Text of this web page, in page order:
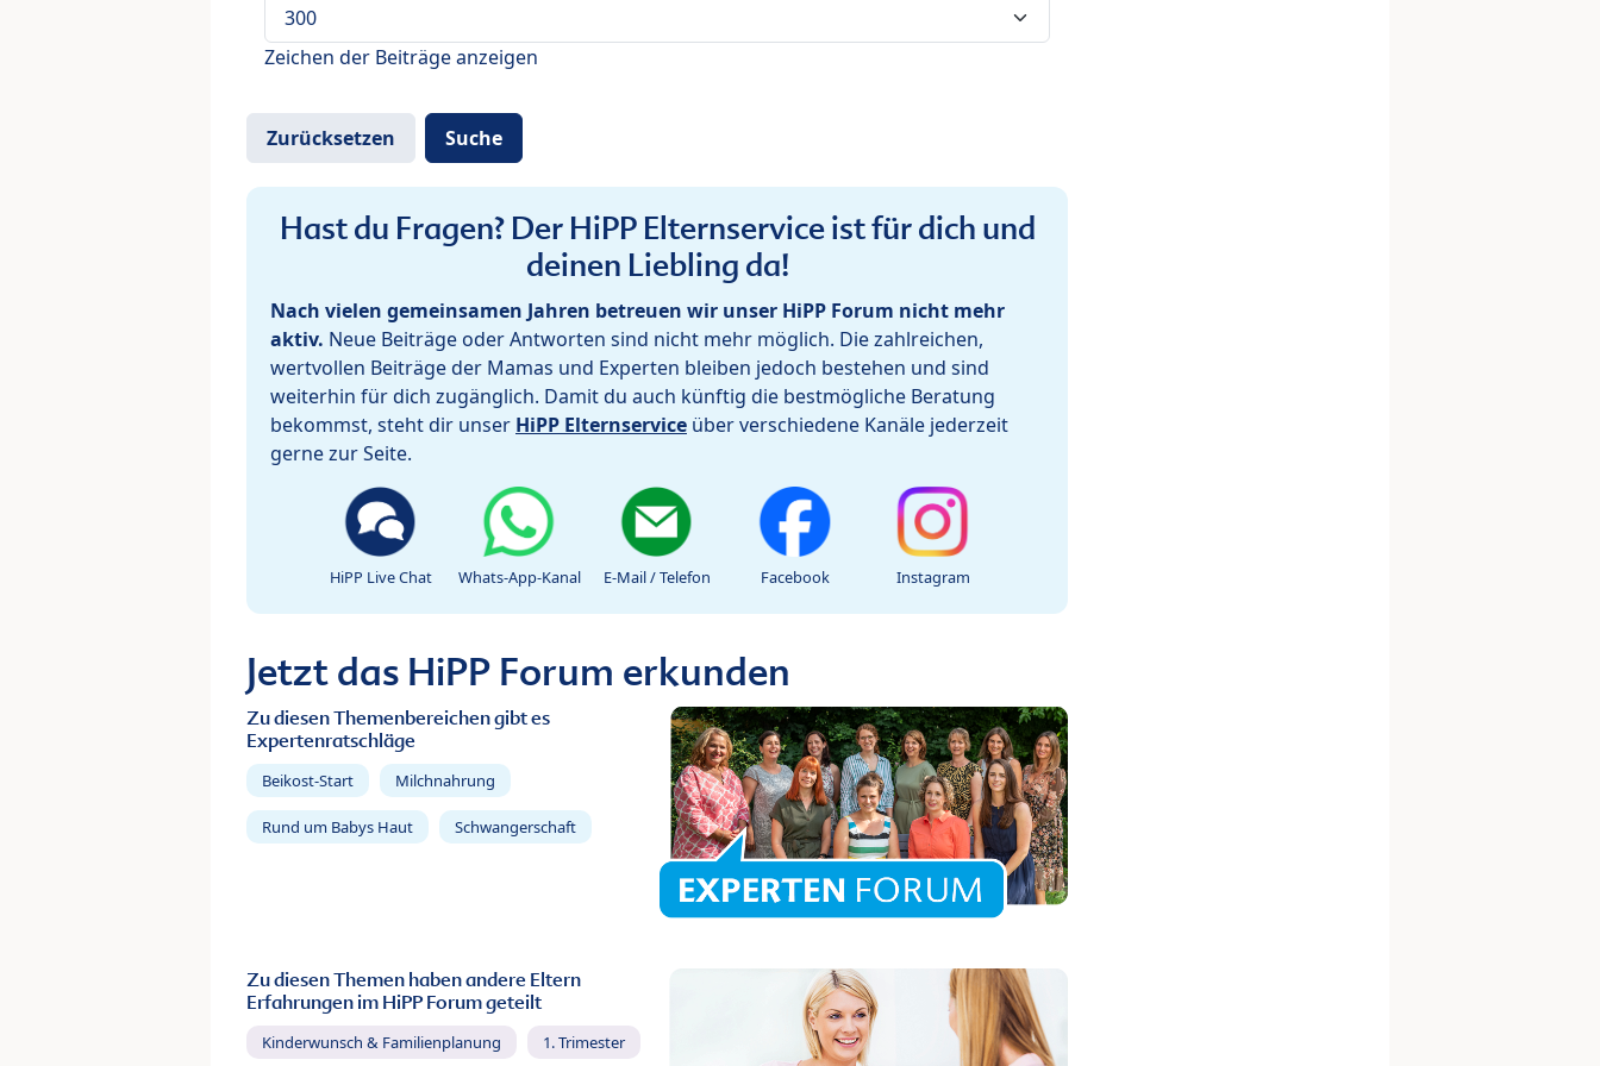
Zeichen der Beiträge anzeigen
Hast du Fragen? Der HiPP Elternservice ist für dich und
deinen Liebling da!
Nach vielen gemeinsamen Jahren betreuen wir unser HiPP Forum nicht mehr
aktiv. Neue Beiträge oder Antworten sind nicht mehr möglich. Die zahlreichen,
wertvollen Beiträge der Mamas und Experten bleiben jedoch bestehen und sind
weiterhin für dich zugänglich. Damit du auch künftig die bestmögliche Beratung
bekommst, steht dir unser HiPP Elternservice über verschiedene Kanäle jederzeit
gerne zur Seite.
HiPP Live Chat Whats-App-Kanal E-Mail / Telefon Facebook Instagram
Jetzt das HiPP Forum erkunden
Zu diesen Themenbereichen gibt es
Expertenratschläge
Beikost-Start Milchnahrung
Rund um Babys Haut Schwangerschaft
Zu diesen Themen haben andere Eltern
Erfahrungen im HiPP Forum geteilt
Kinderwunsch & Familienplanung 1. Trimester